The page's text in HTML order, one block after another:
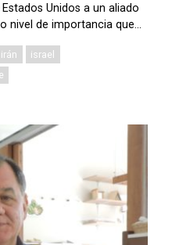
Unidos a un aliado
nivel de importancia que...
irán
israel